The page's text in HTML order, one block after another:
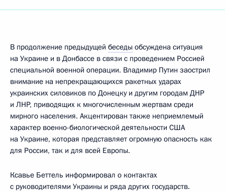
В продолжение предыдущей беседы обсуждена ситуация
на Украине и в Донбассе в связи с проведением Россией
специальной военной операции. Владимир Путин заострил
внимание на непрекращающихся ракетных ударах
украинских силовиков по Донецку и другим городам ДНР
и ЛНР, приводящих к многочисленным жертвам среди
мирного населения. Акцентирован также неприемлемый
характер военно-биологической деятельности США
на Украине, которая представляет огромную опасность как
для России, так и для всей Европы.
Ксавье Беттель информировал о контактах
с руководителями Украины и ряда других государств.